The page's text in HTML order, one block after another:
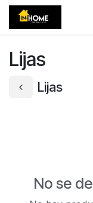
Ir al contenido
Lijas
Lijas
No se